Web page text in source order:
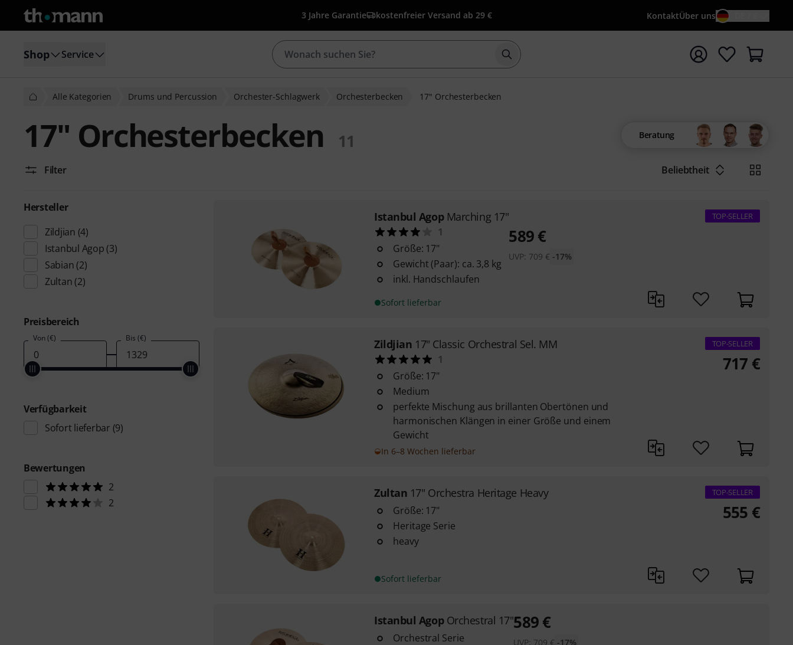
3 Jahre Garantie kostenfreier Versand ab 29 € KontaktÜber uns
Shop Service Suche mit Suchwort {searchTerm} starten
Alle Kategorien Drums und Percussion Orchester-Schlagwerk Orchesterbecken 17" Orchesterbecken
17" Orchesterbecken 11 Beratung
Filter Beliebtheit
Hersteller
Zildjian (4)
Istanbul Agop (3)
Sabian (2)
Zultan (2)
Preisbereich
Von (€) Bis (€)
Verfügbarkeit
Sofort lieferbar (9)
Bewertungen
2
2
Istanbul Agop Marching 17"
1
Größe: 17"
Gewicht (Paar): ca. 3,8 kg
inkl. Handschlaufen
Sofort lieferbar
TOP-SELLER
589€
UVP: 709 € -17%
Zildjian 17" Classic Orchestral Sel. MM
1
Größe: 17"
Medium
perfekte Mischung aus brillanten Obertönen und
harmonischen Klängen in einer Größe und einem
Gewicht
In 6–8 Wochen lieferbar
TOP-SELLER
717 €
Zultan 17" Orchestra Heritage Heavy
Größe: 17"
Heritage Serie
heavy
Sofort lieferbar
TOP-SELLER
555 €
Istanbul Agop Orchestral 17"
Orchestral Serie
589€
UVP: 709 € -17%